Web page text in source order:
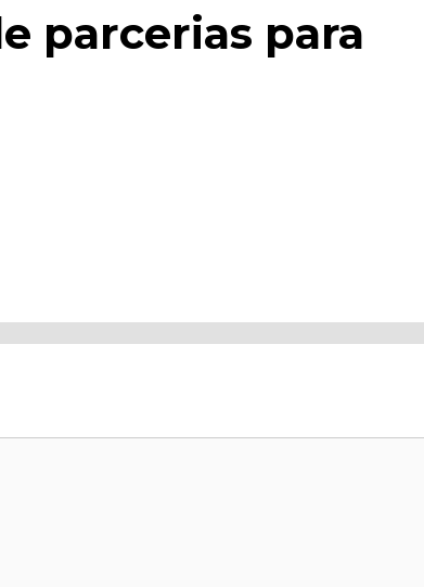
parcerias para